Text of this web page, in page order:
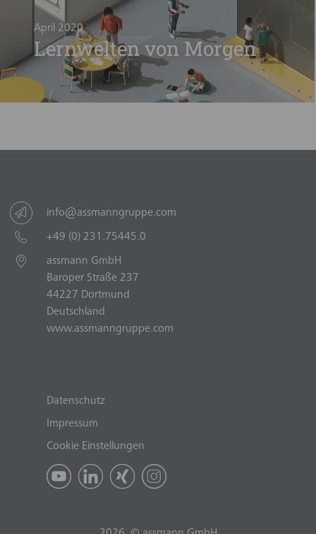
April 2020
Lernwelten von Morgen
info@assmanngruppe.com
+49 (0) 231.75445.0
assmann GmbH
Baroper Straße 237
44227 Dortmund
Deutschland
www.assmanngruppe.com
Datenschutz
Impressum
Cookie Einstellungen